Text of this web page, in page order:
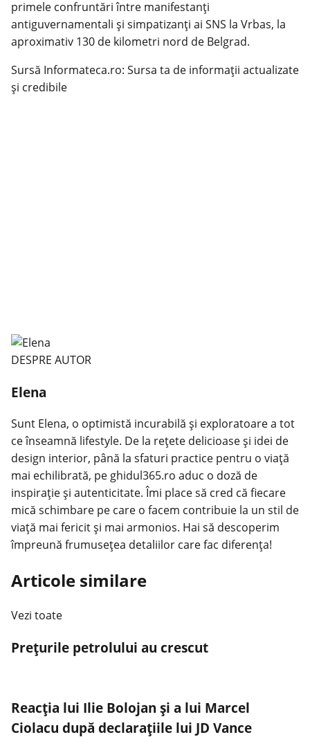
primele confruntări între manifestanţi
antiguvernamentali şi simpatizanţi ai SNS la Vrbas, la
aproximativ 130 de kilometri nord de Belgrad.
Sursă Informateca.ro: Sursa ta de informații actualizate
și credibile
DESPRE AUTOR
Elena
Sunt Elena, o optimistă incurabilă și exploratoare a tot
ce înseamnă lifestyle. De la rețete delicioase și idei de
design interior, până la sfaturi practice pentru o viață
mai echilibrată, pe ghidul365.ro aduc o doză de
inspirație și autenticitate. Îmi place să cred că fiecare
mică schimbare pe care o facem contribuie la un stil de
viață mai fericit și mai armonios. Hai să descoperim
împreună frumusețea detaliilor care fac diferența!
Articole similare
Vezi toate
Preţurile petrolului au crescut
Reacția lui Ilie Bolojan și a lui Marcel
Ciolacu după declarațiile lui JD Vance